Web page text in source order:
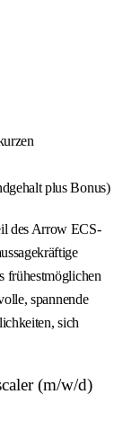
plus Bonus)
des Arrow ECS-
frühestmöglichen
spannende
sich
(m/w/d)